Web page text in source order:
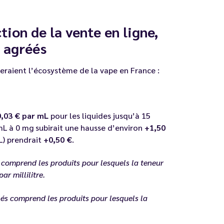
de la vente en ligne,
l’écosystème de la vape en France :
€ par mL pour les liquides jusqu’à 15
à 0 mg subirait une hausse d’environ +1,50
prendrait +0,50 €.
les produits pour lesquels la teneur
millilitre.
les produits pour lesquels la